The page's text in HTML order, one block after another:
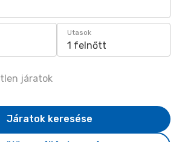
Utasok
1 felnőtt
járatok
Járatok keresése